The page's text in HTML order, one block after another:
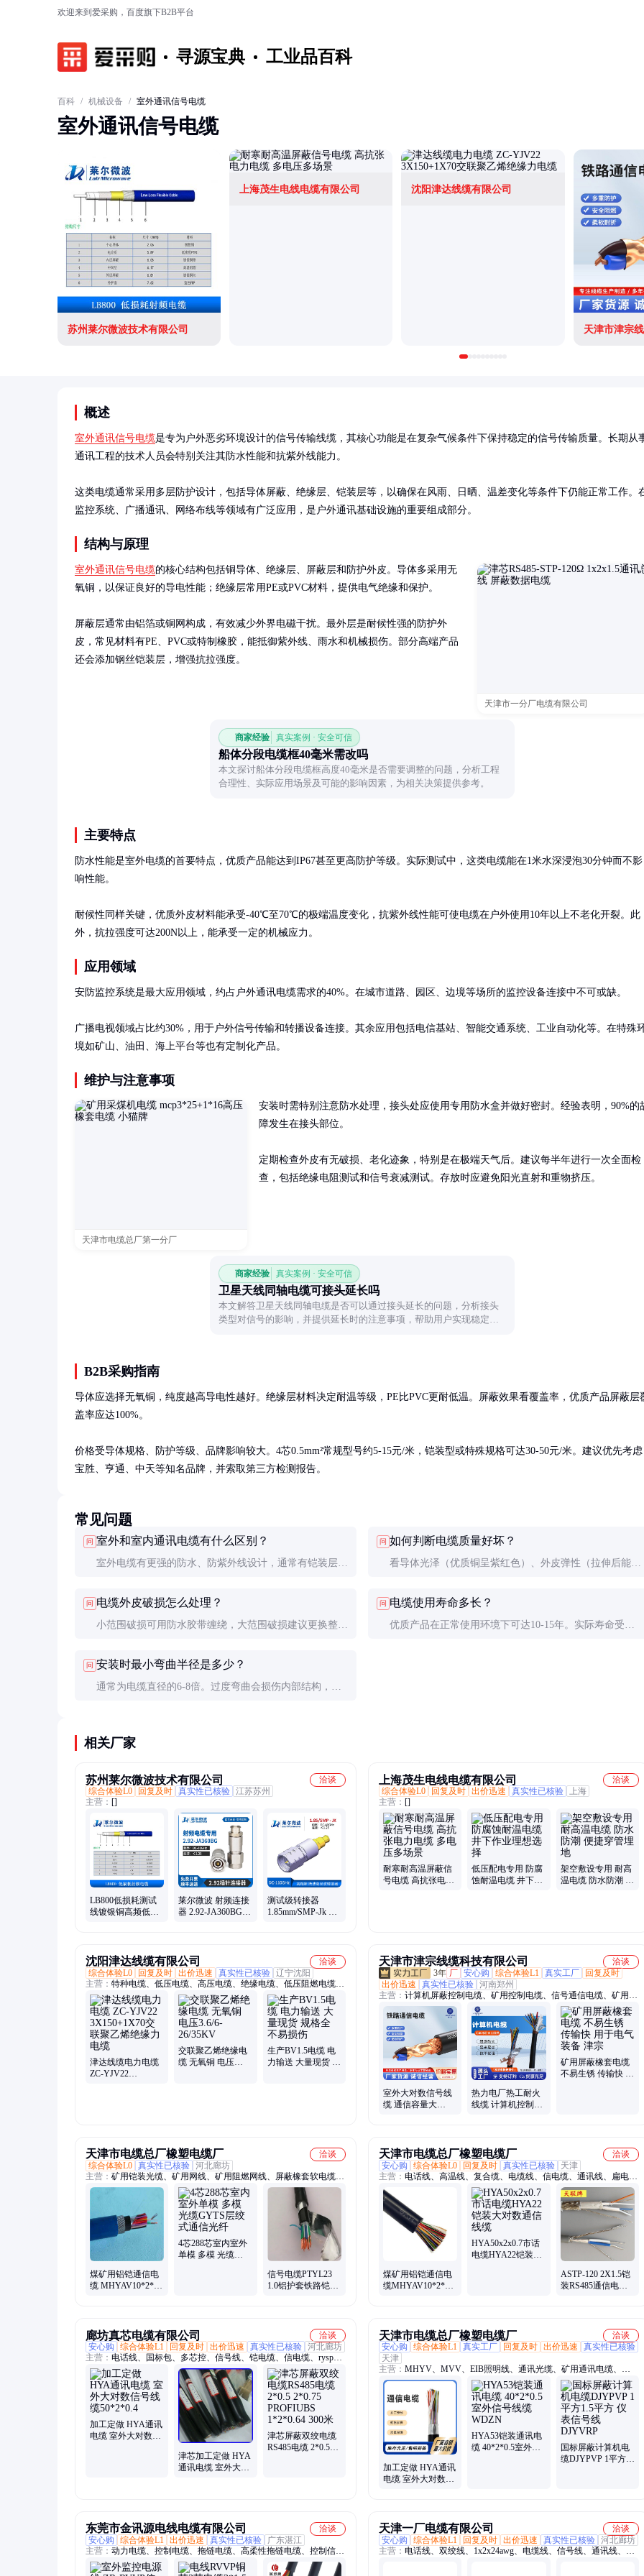
欢迎来到爱采购，百度旗下B2B平台
寻源宝典 工业品百科
百科 / 机械设备 / 室外通讯信号电缆
室外通讯信号电缆
苏州莱尔微波技术有限公司
上海茂生电线电缆有限公司 沈阳津达线缆有限公司
天津市津宗
概述
室外通讯信号电缆是专为户外恶劣环境设计的信号传输线缆，其核心功能是在复杂气候条件下保持稳定的信号传输质量。长期从
通讯工程的技术人员会特别关注其防水性能和抗紫外线能力。
这类电缆通常采用多层防护设计，包括导体屏蔽、绝缘层、铠装层等，以确保在风雨、日晒、温差变化等条件下仍能正常工作。
监控系统、广播通讯、网络布线等领域有广泛应用，是户外通讯基础设施的重要组成部分。
结构与原理
天津市一分厂电缆有限公司
室外通讯信号电缆的核心结构包括铜导体、绝缘层、屏蔽层和防护外皮。导体多采用无
氧铜，以保证良好的导电性能；绝缘层常用PE或PVC材料，提供电气绝缘和保护。
屏蔽层通常由铝箔或铜网构成，有效减少外界电磁干扰。最外层是耐候性强的防护外
皮，常见材料有PE、PVC或特制橡胶，能抵御紫外线、雨水和机械损伤。部分高端产品
还会添加钢丝铠装层，增强抗拉强度。
商家经验 真实案例 · 安全可信
船体分段电缆框40毫米需改吗
本文探讨船体分段电缆框高度40毫米是否需要调整的问题，分析工程
合理性、实际应用场景及可能的影响因素，为相关决策提供参考。
主要特点
防水性能是室外电缆的首要特点，优质产品能达到IP67甚至更高防护等级。实际测试中，这类电缆能在1米水深浸泡30分钟而不影
响性能。
耐候性同样关键，优质外皮材料能承受-40℃至70℃的极端温度变化，抗紫外线性能可使电缆在户外使用10年以上不老化开裂。此
外，抗拉强度可达200N以上，能承受一定的机械应力。
应用领域
安防监控系统是最大应用领域，约占户外通讯电缆需求的40%。在城市道路、园区、边境等场所的监控设备连接中不可或缺。
广播电视领域占比约30%，用于户外信号传输和转播设备连接。其余应用包括电信基站、智能交通系统、工业自动化等。在特殊
境如矿山、油田、海上平台等也有定制化产品。
维护与注意事项
天津市电缆总厂第一分厂
安装时需特别注意防水处理，接头处应使用专用防水盒并做好密封。经验表明，90%的
障发生在接头部位。
定期检查外皮有无破损、老化迹象，特别是在极端天气后。建议每半年进行一次全面检
查，包括绝缘电阻测试和信号衰减测试。存放时应避免阳光直射和重物挤压。
商家经验 真实案例 · 安全可信
卫星天线同轴电缆可接头延长吗
本文解答卫星天线同轴电缆是否可以通过接头延长的问题，分析接头
类型对信号的影响，并提供延长时的注意事项，帮助用户实现稳定信
B2B采购指南
导体应选择无氧铜，纯度越高导电性越好。绝缘层材料决定耐温等级，PE比PVC更耐低温。屏蔽效果看覆盖率，优质产品屏蔽层
盖率应达100%。
价格受导体规格、防护等级、品牌影响较大。4芯0.5mm²常规型号约5-15元/米，铠装型或特殊规格可达30-50元/米。建议优先考虑
宝胜、亨通、中天等知名品牌，并索取第三方检测报告。
常见问题
问 室外和室内通讯电缆有什么区别？
室外电缆有更强的防水、防紫外线设计，通常有铠装层，
性和成本。
问 如何判断电缆质量好坏？
看导体光泽（优质铜呈紫红色）、外皮弹性（拉伸后能快
耐压测试。
问 电缆外皮破损怎么处理？
小范围破损可用防水胶带缠绕，大范围破损建议更换整段
问 电缆使用寿命多长？
优质产品在正常使用环境下可达10-15年。实际寿命受安
问 安装时最小弯曲半径是多少？
通常为电缆直径的6-8倍。过度弯曲会损伤内部结构，导
相关厂家
苏州莱尔微波技术有限公司
洽谈
综合体验L0
回复及时 真实性已核验 江苏苏州
主营： []
LB800低损耗测试
线镀银铜高频低驻
莱尔微波 射频连接
器 2.92-JA360BG
测试级转接器
1.85mm/SMP-Jk 射
上海茂生电线电缆有限公司
洽谈
综合体验L0
回复及时 出价迅速 真实性已核验
上海
主营： []
耐寒耐高温屏蔽信
号电缆 高抗张电力
低压配电专用 防腐
蚀耐温电缆 井下作
架空敷设专用 耐高
温电缆 防水防潮 便
沈阳津达线缆有限公司
洽谈
综合体验L0
回复及时 出价迅速 真实性已核验 辽宁沈阳
主营： 特种电缆、低压电缆、高压电缆、绝缘电缆、低压阻燃电缆、
绝缘电线、聚烯烃耐火
津达线缆电力电缆
ZC-YJV22
交联聚乙烯绝缘电
缆 无氧铜 电压
生产BV1.5电缆 电
力输送 大量现货 规
天津市津宗线缆科技有限公司
洽谈
3年 厂 安心购 综合体验L1 真实工厂
回复及时
出价迅速
真实性已核验 河南郑州
主营： 计算机屏蔽控制电缆、矿用控制电缆、信号通信电缆、矿用橡
套电缆、计算机电缆、计算机控制电缆、软心计算机电缆、阻燃屏蔽
信号电缆、铜带屏蔽控制电缆、低烟无卤电缆、鋁护套信号电缆、铁
路信号电缆、大对数通信电缆、橡套移动软电缆、阻燃铠装控制电
缆、长途对称通信电缆、铁路信号电缆PTYA、矿用阻燃通信电缆、
阻燃屏蔽计算机电缆、MKVVP屏蔽电缆、矿用屏蔽通信电缆、耐火
控制电缆、DJYPV计算机电缆、钢带铝铁路信号电缆
室外大对数信号线
缆 通信容量大
热力电厂热工耐火
线缆 计算机控制电
矿用屏蔽橡套电缆
不易生锈 传输快 用
天津市电缆总厂橡塑电缆厂
洽谈
综合体验L0 真实性已核验 河北廊坊
主营： 矿用铠装光缆、矿用网线、矿用阻燃网线、屏蔽橡套软电缆、
矿用信号电缆、矿用通信电缆、矿用阻燃通讯电缆、矿用阻燃控制电
缆、计算机电缆、卷筒电缆、屏蔽电缆、潜水泵电缆、防水电缆、深
水井电缆、矿用监控电缆、铁路信号电缆、矿用高压橡套软电缆、矿
用井下移动软电缆、矿用屏蔽软电缆、耐高温电缆、耐低温电缆、大
对数通信电缆、铠装通讯电缆、Rs485通讯电缆、矿用电话线
煤矿用铝铠通信电
缆 MHYAV10*2*1
4芯288芯室内室外
单模 多模 光缆
信号电缆PTYL23
1.0铝护套铁路铠装
天津市电缆总厂橡塑电缆厂
洽谈
安心购
综合体验L0 回复及时 真实性已核验
天津
主营： 电话线、高温线、复合缆、电缆线、信电缆、通讯线、扁电
缆、软电缆、蔽电缆、接地线、照明线、防水线、监测线、智能灯、
阻燃线、掘进机、橡胶线、盾构机、电源线、链接线、手柄线、潜水
泵、扁平线、引接线、一体线
煤矿用铝铠通信电
缆MHYAV10*2*1
HYA50x2x0.7市话
电缆HYA22铠装大
ASTP-120 2X1.5铠
装RS485通信电缆
廊坊真芯电缆有限公司
洽谈
安心购
综合体验L1 回复及时 出价迅速 真实性已核验 河北廊坊
主营： 电话线、国标包、多芯控、信号线、铠电缆、信电缆、rysp电
缆、kvvp电缆、havp电缆、电缆5对、pzya电缆、电缆30对、信号电
缆、特种电缆、国标电缆、配线电缆、电源线、视频线、
rs485rs485、8芯镀锡、profibus-dp、puyv1x2x0.5、ycym2x2x0.8、
hya30x2x0.5、knx-eib-bus
加工定做 HYA通讯
电缆 室外大对数信
津芯加工定做 HYA
通讯电缆 室外大对
津芯屏蔽双绞电缆
RS485电缆 2*0.5
天津市电缆总厂橡塑电缆厂
洽谈
安心购
综合体验L1 真实工厂 回复及时 出价迅速
真实性已核验
天津
主营： MHYV、MVV、EIB照明线、通讯光缆、矿用通讯电缆、
RVSP通讯线、CAT5网线、矿用网线、CAT6网线、MGTSV光缆、
MGTS矿用光缆
加工定做 HYA通讯
电缆 室外大对数信
HYA53铠装通讯电
缆 40*2*0.5室外信
国标屏蔽计算机电
缆DJYPVP 1平方
东莞市金讯源电线电缆有限公司
洽谈
安心购
综合体验L1 出价迅速 真实性已核验
广东湛江
主营： 动力电缆、控制电缆、拖链电缆、高柔性拖链电缆、控制信号
屏蔽线、屏蔽双绞线、电源线RVV、网络线
天津一厂电缆有限公司
洽谈
安心购
综合体验L1 回复及时 出价迅速 真实性已核验 河北廊坊
主营： 电话线、双绞线、1x2x24awg、电缆线、信号线、通讯线、信